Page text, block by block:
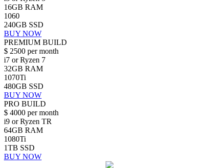
16GB RAM
1060
240GB SSD
BUY NOW
PREMIUM BUILD
$ 2500 per month
i7 or Ryzen 7
32GB RAM
1070Ti
480GB SSD
BUY NOW
PRO BUILD
$ 4000 per month
i9 or Ryzen TR
64GB RAM
1080Ti
1TB SSD
BUY NOW